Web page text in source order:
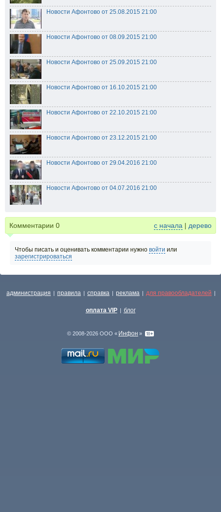
Новости Афонтово от 25.08.2015 21:00
Новости Афонтово от 08.09.2015 21:00
Новости Афонтово от 25.09.2015 21:00
Новости Афонтово от 16.10.2015 21:00
Новости Афонтово от 22.10.2015 21:00
Новости Афонтово от 23.12.2015 21:00
Новости Афонтово от 29.04.2016 21:00
Новости Афонтово от 04.07.2016 21:00
Комментарии 0 с начала | дерево
Чтобы писать и оценивать комментарии нужно войти или
зарегистрироваться
администрация | правила | справка | реклама | для правообладателей |
оплата VIP | блог
© 2008-2026 ООО « Инфон »